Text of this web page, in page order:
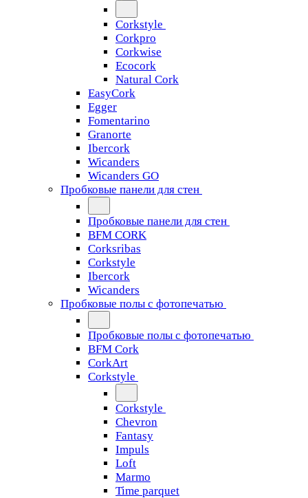
Corkstyle
Corkpro
Corkwise
Ecocork
Natural Cork
EasyCork
Egger
Fomentarino
Granorte
Ibercork
Wicanders
Wicanders GO
Пробковые панели для стен
Пробковые панели для стен
BFM CORK
Corksribas
Corkstyle
Ibercork
Wicanders
Пробковые полы с фотопечатью
Пробковые полы с фотопечатью
BFM Cork
CorkArt
Corkstyle
Corkstyle
Chevron
Fantasy
Impuls
Loft
Marmo
Time parquet